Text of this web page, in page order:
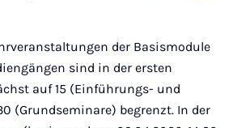
der Basismodule
sind in der ersten
auf 15 (Einführungs- und
(Grundseminare) begrenzt. In der